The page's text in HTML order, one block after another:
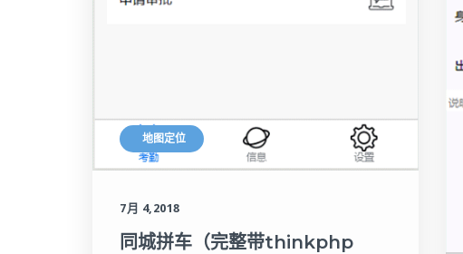
地图定位
7月 4,2018
同城拼车（完整带thinkphp